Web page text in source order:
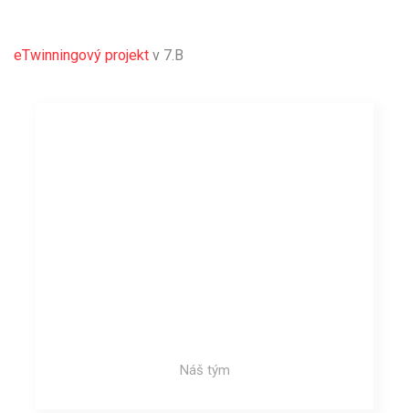
eTwinningový projekt v 7.B
Náš tým